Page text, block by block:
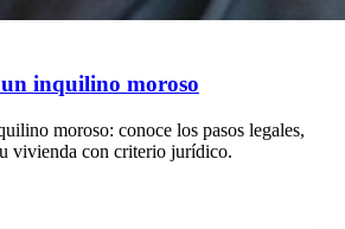
inquilino moroso
moroso: conoce los pasos legales,
vivienda con criterio jurídico.